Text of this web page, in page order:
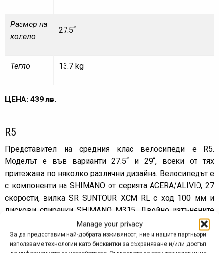
Manage your privacy
За да предоставим най-добрата изживяност, ние и нашите партньори
използваме технологии като бисквитки за съхраняване и/или достъп
Размер на
колело
27.5“
Тегло 13.7 kg
ЦЕНА: 439 лв.
R5
Представител на средния клас велосипеди е R5.
Моделът е във варианти 27.5“ и 29“, всеки от тях
притежава по няколко различни дизайна. Велосипедът е
с компоненти на SHIMANO от серията ACERA/ALIVIO, 27
скорости, вилка SR SUNTOUR XCM RL с ход 100 мм и
дискови спирачки SHIMANO M315. Двойно изтънените
алуминиеви тръби и подобрената геометрия гарантират
значително по-голяма устойчивост на натоварвания и
издръжливост.